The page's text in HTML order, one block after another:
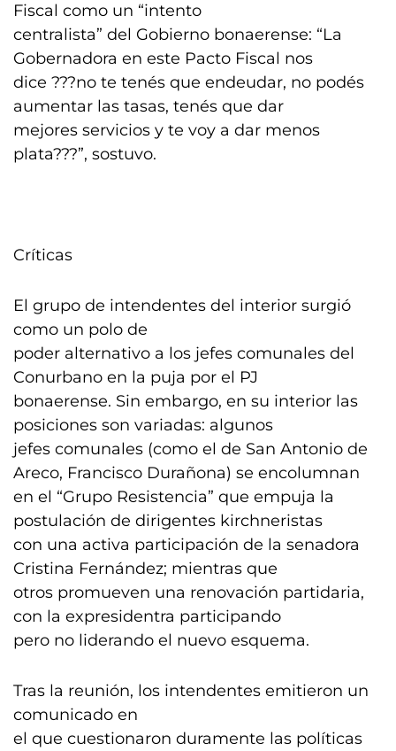
Fiscal como un “intento
centralista” del Gobierno bonaerense: “La
Gobernadora en este Pacto Fiscal nos
dice ???no te tenés que endeudar, no podés
aumentar las tasas, tenés que dar
mejores servicios y te voy a dar menos
plata???”, sostuvo.
Críticas
El grupo de intendentes del interior surgió
como un polo de
poder alternativo a los jefes comunales del
Conurbano en la puja por el PJ
bonaerense. Sin embargo, en su interior las
posiciones son variadas: algunos
jefes comunales (como el de San Antonio de
Areco, Francisco Durañona) se encolumnan
en el “Grupo Resistencia” que empuja la
postulación de dirigentes kirchneristas
con una activa participación de la senadora
Cristina Fernández; mientras que
otros promueven una renovación partidaria,
con la expresidentra participando
pero no liderando el nuevo esquema.
Tras la reunión, los intendentes emitieron un
comunicado en
el que cuestionaron duramente las políticas